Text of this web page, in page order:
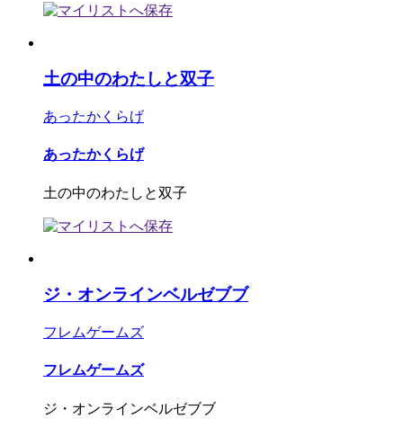
土の中のわたしと双子
あったかくらげ
あったかくらげ
土の中のわたしと双子
ジ・オンラインベルゼブブ
フレムゲームズ
フレムゲームズ
ジ・オンラインベルゼブブ